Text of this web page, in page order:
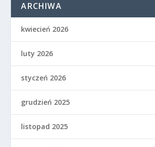
ARCHIWA
kwiecień 2026
luty 2026
styczeń 2026
grudzień 2025
listopad 2025